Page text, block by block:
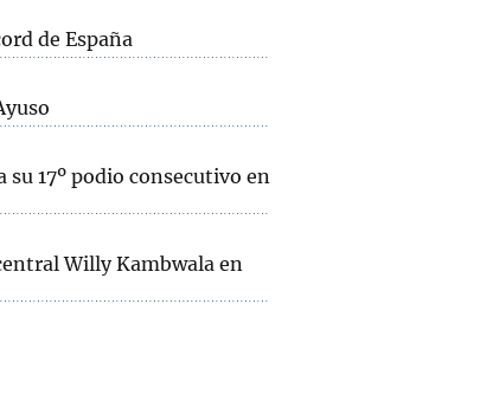
de España
su 17º podio consecutivo en
Willy Kambwala en